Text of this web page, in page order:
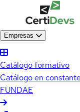
Empresas
Catálogo formativo
Catálogo en
FUNDAE